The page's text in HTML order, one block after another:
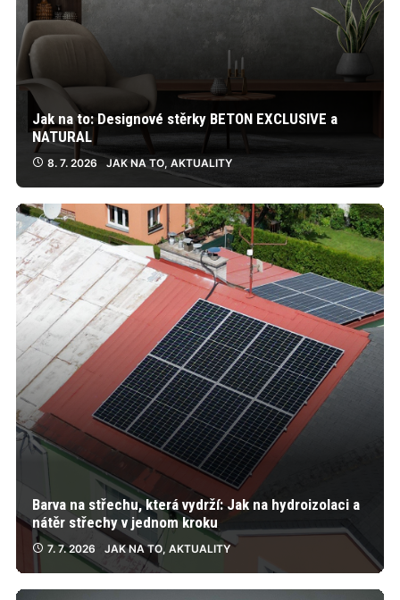
Jak na to: Designové stěrky BETON EXCLUSIVE a
NATURAL
8. 7. 2026 JAK NA TO, AKTUALITY
Barva na střechu, která vydrží: Jak na hydroizolaci a
nátěr střechy v jednom kroku
7. 7. 2026 JAK NA TO, AKTUALITY